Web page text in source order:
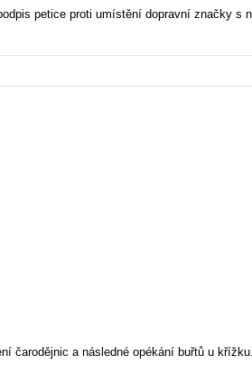
petice proti umístění dopravní značky s
čarodějnic a následné opékání buřtů u křížku.